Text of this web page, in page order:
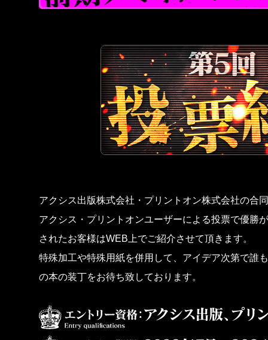
アクシス出版株式会社・プリントオン株式会社の合
アクシス・プリントオンユーザーによる投票で優勝
されたお客様はWEB上でご紹介させて頂きます。
特殊加工や特殊用紙を併用して、アイデア次第で誰
の本の装丁をお待ち致しております。